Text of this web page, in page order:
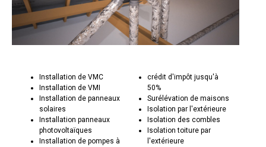
Installation de VMC
Installation de VMI
Installation de panneaux
solaires
Installation panneaux
photovoltaïques
Installation de pompes à
crédit d'impôt jusqu'à
50%
Surélévation de maisons
Isolation par l'extérieure
Isolation des combles
Isolation toiture par
l'extérieure